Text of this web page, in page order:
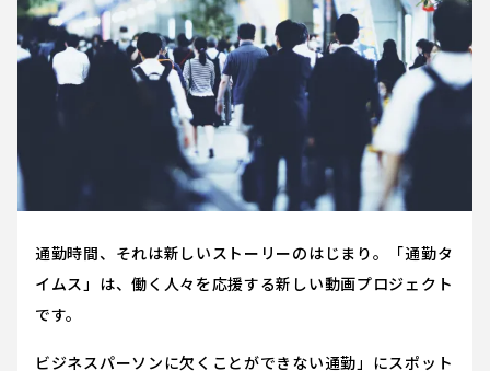
通勤時間、それは新しいストーリーのはじまり。「通勤タ
イムス」は、働く人々を応援する新しい動画プロジェクト
です。
ビジネスパーソンに欠くことができない通勤」にスポット